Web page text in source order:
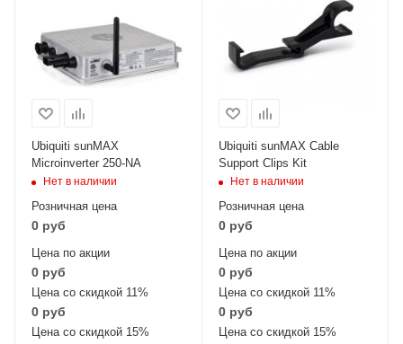
Ubiquiti sunMAX
Microinverter 250-NA
Нет в наличии
Розничная цена
0 руб
Цена по акции
0 руб
Цена со скидкой 11%
0 руб
Цена со скидкой 15%
Ubiquiti sunMAX Cable
Support Clips Kit
Нет в наличии
Розничная цена
0 руб
Цена по акции
0 руб
Цена со скидкой 11%
0 руб
Цена со скидкой 15%